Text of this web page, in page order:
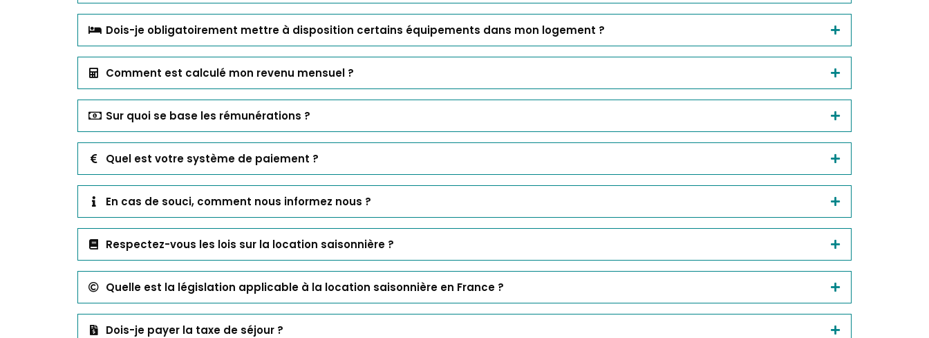
Dois-je obligatoirement mettre à disposition certains équipements dans mon logement ?
Comment est calculé mon revenu mensuel ?
Sur quoi se base les rémunérations ?
Quel est votre système de paiement ?
En cas de souci, comment nous informez nous ?
Respectez-vous les lois sur la location saisonnière ?
Quelle est la législation applicable à la location saisonnière en France ?
Dois-je payer la taxe de séjour ?